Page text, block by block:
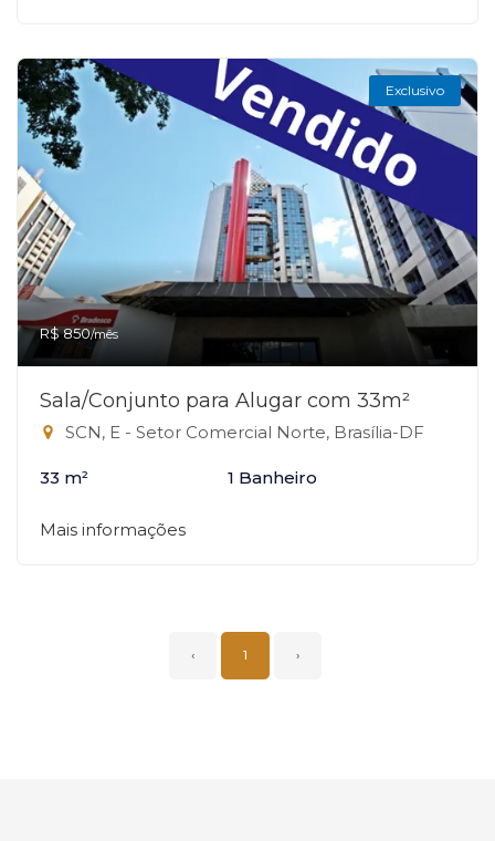
Exclusivo
R$ 850/mês
Sala/Conjunto para Alugar com 33m²
SCN, E - Setor Comercial Norte, Brasília-DF
33 m² 1 Banheiro
Mais informações
‹ 1 ›